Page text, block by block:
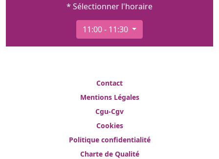
* Sélectionner l'horaire
11:00 - 11:30
Contact
Mentions Légales
Cgu-Cgv
Cookies
Politique confidentialité
Charte de Qualité